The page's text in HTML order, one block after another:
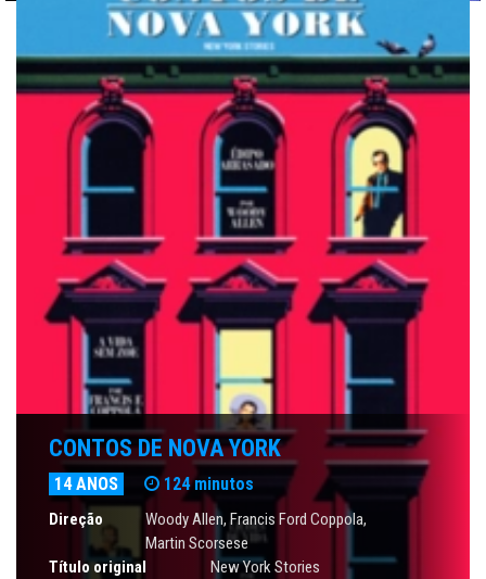
CONTOS DE NOVA YORK
14 ANOS 124 minutos
Direção Woody Allen,Francis Ford Coppola,
Martin Scorsese
Título original
New York Stories